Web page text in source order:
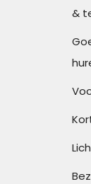
&